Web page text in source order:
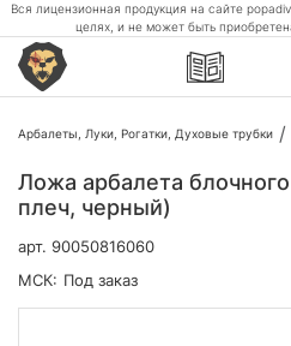
Вся лицензионная продукция на сайте
целях, и не может быть
Арбалеты, Луки, Рогатки, Духовые трубки
Ложа арбалета
плеч, черный)
арт. 90050816060
МСК: Под заказ